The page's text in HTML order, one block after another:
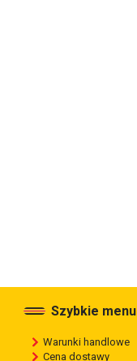
Szybkie menu
Warunki handlowe
Cena dostawy